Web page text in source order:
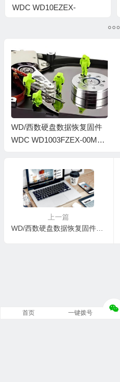
WDC WD10EZEX-
WD/西数硬盘数据恢复固件
WDC WD1003FZEX-00MK2
上一篇
WD/西数硬盘数据恢复固件WDC WD10EZEX-22MFCA0-01.01A01-WD-WCC6Y3FX8ZZU-00050019-1578
首页 一键拨号